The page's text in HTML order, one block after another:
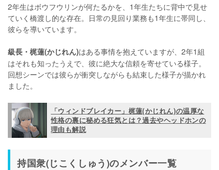
2年生はボウフウリンが何たるかを、1年生たちに背中で見せ
ていく橋渡し的な存在。日常の見回り業務も1年生に帯同し、
彼らを導いています。
級長・梶蓮(かじれん)はある事情を抱えていますが、2年1組
はそれも知ったうえで、彼に絶大な信頼を寄せている様子。
回想シーンでは彼らが衝突しながらも結束した様子が描かれ
ました。
「ウィンドブレイカー」梶蓮(かじれん)の温厚な
性格の裏に秘める狂気とは？過去やヘッドホンの
理由も解説
持国衆(じこくしゅう)のメンバー一覧